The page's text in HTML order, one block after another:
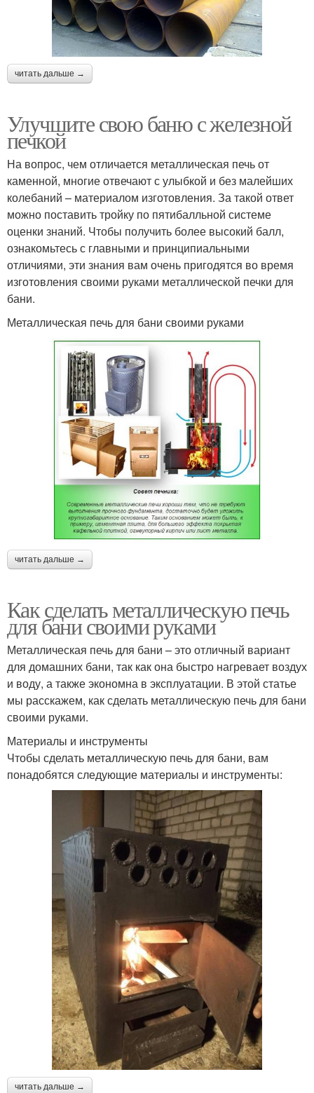
читать дальше →
Улучшите свою баню с железной
печкой
На вопрос, чем отличается металлическая печь от
каменной, многие отвечают с улыбкой и без малейших
колебаний – материалом изготовления. За такой ответ
можно поставить тройку по пятибалльной системе
оценки знаний. Чтобы получить более высокий балл,
ознакомьтесь с главными и принципиальными
отличиями, эти знания вам очень пригодятся во время
изготовления своими руками металлической печки для
бани.
Металлическая печь для бани своими руками
читать дальше →
Как сделать металлическую печь
для бани своими руками
Металлическая печь для бани – это отличный вариант
для домашних бани, так как она быстро нагревает воздух
и воду, а также экономна в эксплуатации. В этой статье
мы расскажем, как сделать металлическую печь для бани
своими руками.
Материалы и инструменты
Чтобы сделать металлическую печь для бани, вам
понадобятся следующие материалы и инструменты:
читать дальше →